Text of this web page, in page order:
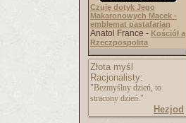
Czuję dotyk Jego
Makaronowych Macek -
emblemat pastafarian
Anatol France - Kościół a
Rzeczpospolita
Złota myśl
Racjonalisty:
"Bezmyślny dzień, to
stracony dzień."
Hezjod